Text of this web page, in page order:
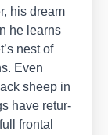
his dream
he lear­ns
nest of
Even
sheep in
have retur­
fron­tal